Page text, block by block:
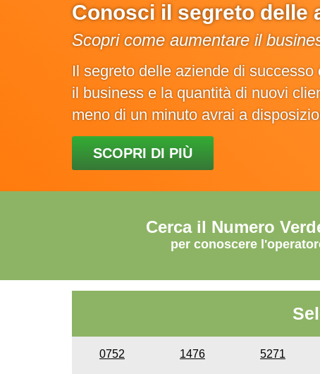
Conosci il segreto delle
Scopri come aumentare il
Il segreto delle aziende di
il business e la quantità di nuovi
meno di un minuto avrai a
SCOPRI DI PIÙ
Cerca il Numero
per conoscere
0752 1476 5271